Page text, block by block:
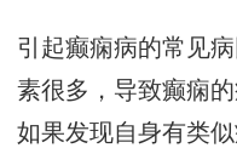
引起癫痫病的常见
素很多，导致癫痫
如果发现自身有类